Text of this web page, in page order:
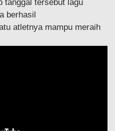
tanggal tersebut lagu
berhasil
atletnya mampu meraih